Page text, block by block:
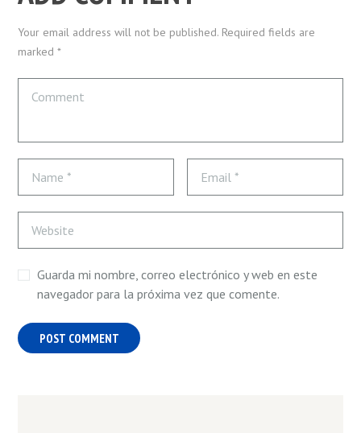
Your email address will not be published. Required fields are
marked *
Guarda mi nombre, correo electrónico y web en este
navegador para la próxima vez que comente.